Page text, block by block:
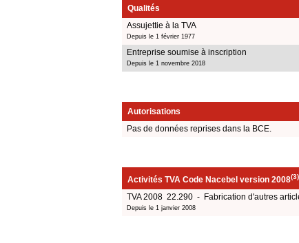
Qualités
Assujettie à la TVA
Depuis le 1 février 1977
Entreprise soumise à inscription
Depuis le 1 novembre 2018
Autorisations
Pas de données reprises dans la BCE.
Activités TVA Code Nacebel version 2008(3)
TVA 2008 22.290 - Fabrication d'autres
Depuis le 1 janvier 2008